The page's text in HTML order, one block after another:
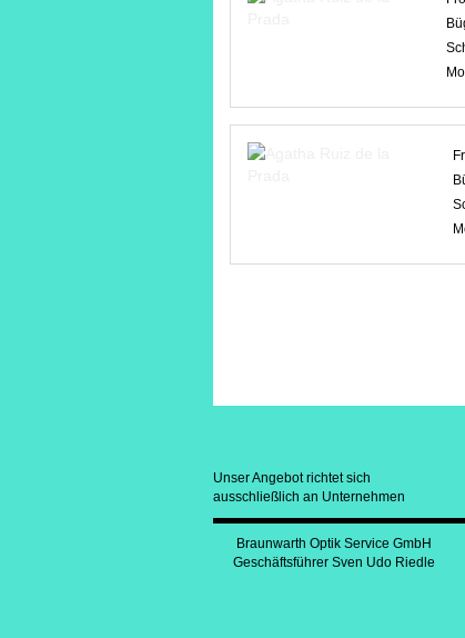
Unser Angebot richtet sich
ausschließlich an Unternehmen
Braunwarth Optik Service GmbH
Geschäftsführer Sven Udo Riedle